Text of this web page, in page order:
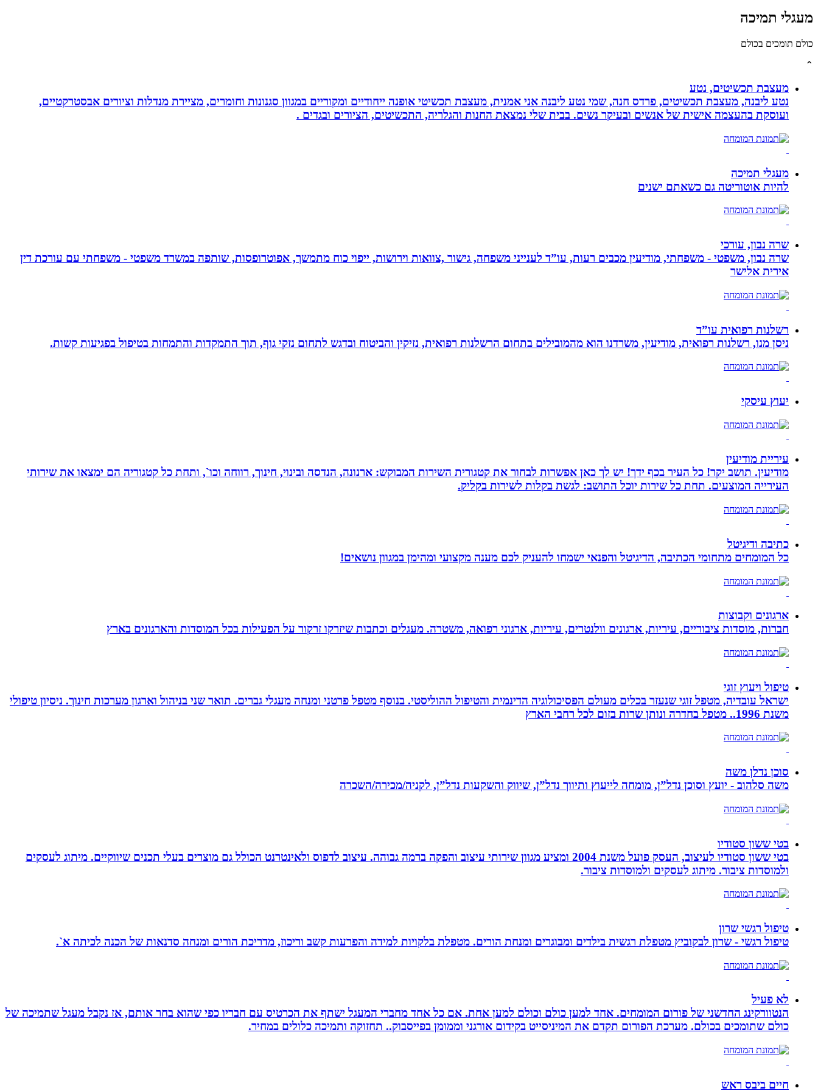
מעגלי תמיכה
כולם תומכים בכולם
⌃
מעצבת תכשיטים, נטע
נטע ליבנה, מעצבת תכשיטים, פרדס חנה, שמי נטע ליבנה אני אמנית, מעצבת תכשיטי אופנה ייחודיים ומקוריים במגוון סגנונות וחומרים, מציירת מנדלות וציורים אבסטרקטיים,
ועוסקת בהעצמה אישית של אנשים ובעיקר נשים. בבית שלי נמצאת החנות והגלריה, התכשיטים, הציורים ובגדים .
מעגלי תמיכה
להיות אוטוריטה גם כשאתם ישנים
שרה נבון, עורכי
שרה נבון, משפטי - משפחתי, מודיעין מכבים רעות, עו”ד לענייני משפחה, גישור ,צוואות וירושות, ייפוי כוח מתמשך, אפוטרופסות, שותפה במשרד משפטי - משפחתי עם עורכת דין
אירית אלישר
רשלנות רפואית עו”ד
ניסן מנו, רשלנות רפואית, מודיעין, משרדנו הוא מהמובילים בתחום הרשלנות רפואית, נזיקין והביטוח ובדגש לתחום נזקי גוף, תוך התמקדות והתמחות בטיפול בפגיעות קשות.
יעוץ עיסקי
עיריית מודיעין
מודיעין. תושב יקר! כל העיר בכף ידך! יש לך כאן אפשרות לבחור את קטגורית השירות המבוקש: ארנונה, הנדסה ובינוי, חינוך, רווחה וכו`, ותחת כל קטגוריה הם ימצאו את שירותי
העירייה המוצעים. תחת כל שירות יוכל התושב: לגשת בקלות לשירות בקליק.
כתיבה ודיגיטל
כל המומחים מתחומי הכתיבה, הדיגיטל והפנאי ישמחו להעניק לכם מענה מקצועי ומהימן במגוון נושאים!
ארגונים וקבוצות
חברות, מוסדות ציבוריים, עיריות, ארגונים וולנטרים, עיריות, ארגוני רפואה, משטרה. מעגלים וכתבות שיזרקו זרקור על הפעילות בכל המוסדות והארגונים בארץ
טיפול ויעוץ זוגי
ישראל עובדיה, מטפל זוגי שנעזר בכלים מעולם הפסיכולוגיה הדינמית והטיפול ההוליסטי. בנוסף מטפל פרטני ומנחה מעגלי גברים. תואר שני בניהול וארגון מערכות חינוך. ניסיון טיפולי
משנת 1996.. מטפל בחדרה ונותן שרות בזום לכל רחבי הארץ
סוכן נדלן משה
משה סלהוב - יועץ וסוכן נדל”ן, מומחה לייעוץ ותיווך נדל”ן, שיווק והשקעות נדל”ן, לקניה/מכירה/השכרה
בטי ששון סטודיו
בטי ששון סטודיו לעיצוב, העסק פועל משנת 2004 ומציע מגוון שירותי עיצוב והפקה ברמה גבוהה. עיצוב לדפוס ולאינטרנט הכולל גם מוצרים בעלי תכנים שיווקיים. מיתוג לעסקים
ולמוסדות ציבור. מיתוג לעסקים ולמוסדות ציבור.
טיפול רגשי שרון
טיפול רגשי - שרון לבקוביץ מטפלת רגשית בילדים ומבוגרים ומנחת הורים. מטפלת בלקויות למידה והפרעות קשב וריכוז, מדריכת הורים ומנחה סדנאות של הכנה לכיתה א`.
לא פעיל
הנטוורקינג החדשני של פורום המומחים. אחד למען כולם וכולם למען אחת. אם כל אחד מחברי המעגל ישתף את הכרטיס עם חבריו כפי שהוא בחר אותם, אז נקבל מעגל שתמיכה של
כולם שתומכים בכולם. מערכת הפורום תקדם את המיניסייט בקידום אורגני וממומן בפייסבוק.. תחזוקה ותמיכה כלולים במחיר.
חיים ביבס ראש